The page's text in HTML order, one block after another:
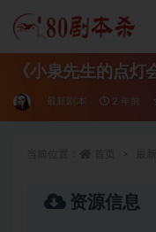
《小泉先生的点
最新剧本 2 年前
资源信息